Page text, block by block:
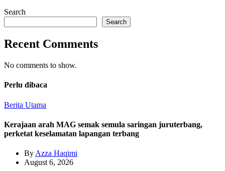
Search
Search
Recent Comments
No comments to show.
Perlu dibaca
Berita Utama
Kerajaan arah MAG semak semula saringan juruterbang,
perketat keselamatan lapangan terbang
By Azza Haqimi
August 6, 2026